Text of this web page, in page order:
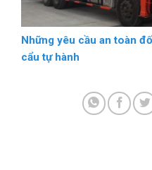
Những yêu cầu an toàn
cẩu tự hành